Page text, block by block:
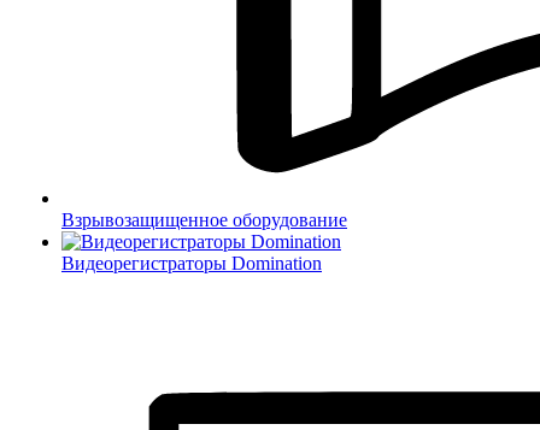
Взрывозащищенное оборудование
Видеорегистраторы Domination